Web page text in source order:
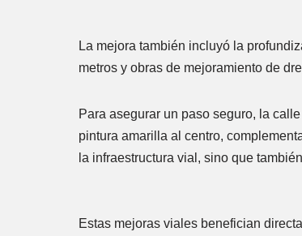
La mejora también incluyó la
metros y obras de mejoramiento de
Para asegurar un paso seguro, la
pintura amarilla al centro,
la infraestructura vial, sino que
Estas mejoras viales benefician